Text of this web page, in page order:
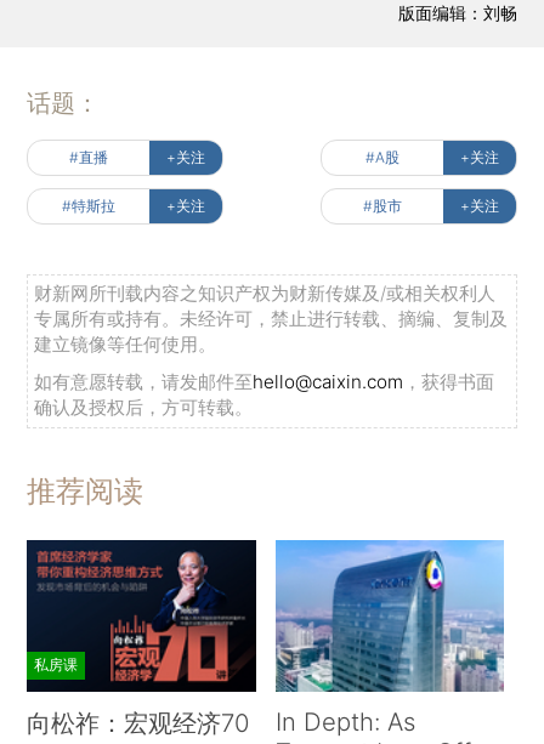
版面编辑：刘畅
话题：
#直播 +关注 #A股 +关注
#特斯拉 +关注 #股市 +关注
财新网所刊载内容之知识产权为财新传媒及/或相关权利人
专属所有或持有。未经许可，禁止进行转载、摘编、复制及
建立镜像等任何使用。
如有意愿转载，请发邮件至hello@caixin.com ，获得书面
确认及授权后，方可转载。
推荐阅读
私房课
向松祚：宏观经济70
In Depth: As